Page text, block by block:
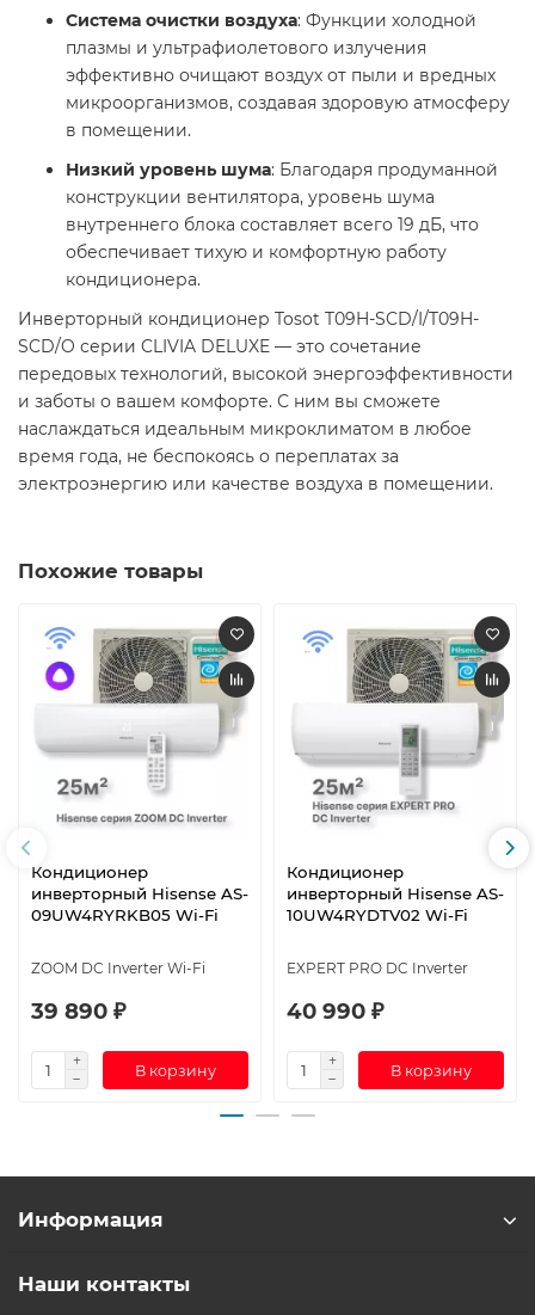
Система очистки воздуха: Функции холодной
плазмы и ультрафиолетового излучения
эффективно очищают воздух от пыли и вредных
микроорганизмов, создавая здоровую атмосферу
в помещении. ​
Низкий уровень шума: Благодаря продуманной
конструкции вентилятора, уровень шума
внутреннего блока составляет всего 19 дБ, что
обеспечивает тихую и комфортную работу
кондиционера. ​
Инверторный кондиционер Tosot T09H-SCD/I/T09H-
SCD/O серии CLIVIA DELUXE — это сочетание
передовых технологий, высокой энергоэффективности
и заботы о вашем комфорте. С ним вы сможете
наслаждаться идеальным микроклиматом в любое
время года, не беспокоясь о переплатах за
электроэнергию или качестве воздуха в помещении.​
Похожие товары
Кондиционер
инверторный Hisense AS-
09UW4RYRKB05 Wi-Fi
ZOOM DC Inverter Wi-Fi
39 890 ₽
В корзину
Кондиционер
инверторный Hisense AS-
10UW4RYDTV02 Wi-Fi
EXPERT PRO DC Inverter
40 990 ₽
В корзину
Информация
Наши контакты